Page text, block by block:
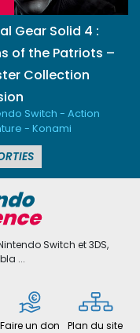
Gear Solid 4 :
of the Patriots –
Collection
Switch - Action
- Konami
Switch et 3DS,
...
Faire un don Plan du site